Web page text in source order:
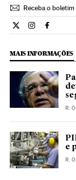
Receba o
Opiniao El País
Opiniao El
Opiniao
MAIS INFORMAÇÕES
R. O.
e
R. O.